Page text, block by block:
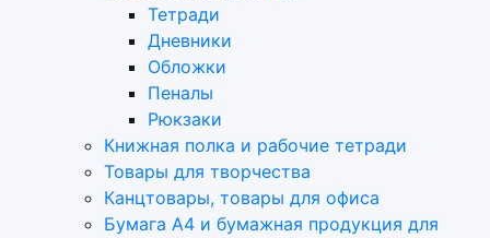
Тетради
Дневники
Обложки
Пеналы
Рюкзаки
Книжная полка и рабочие тетради
Товары для творчества
Канцтовары, товары для офиса
Бумага А4 и бумажная продукция для